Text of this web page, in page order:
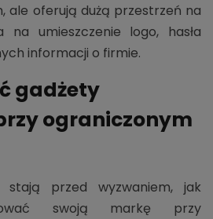
ale oferują dużą przestrzeń na
na umieszczenie logo, hasła
informacji o firmie.
gadżety
ograniczonym
stają przed wyzwaniem, jak
swoją markę przy